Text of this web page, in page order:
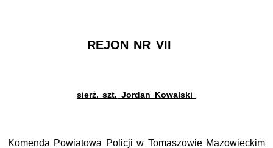
REJON NR VII
sierż. szt. Jordan Kowalski
Komenda Powiatowa Policji w Tomaszowie Mazowieckim